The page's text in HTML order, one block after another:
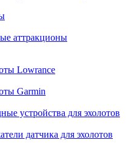
аттракционы
Lowrance
Garmin
устройства для эхолотов
датчика для эхолотов